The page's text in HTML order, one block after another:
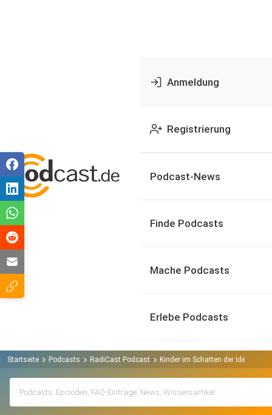
Anmeldung
Registrierung
Podcast-News
Finde Podcasts
Mache Podcasts
Erlebe Podcasts
Startseite Podcasts RadiCast Podcast Kinder im Schatten der Ideologie